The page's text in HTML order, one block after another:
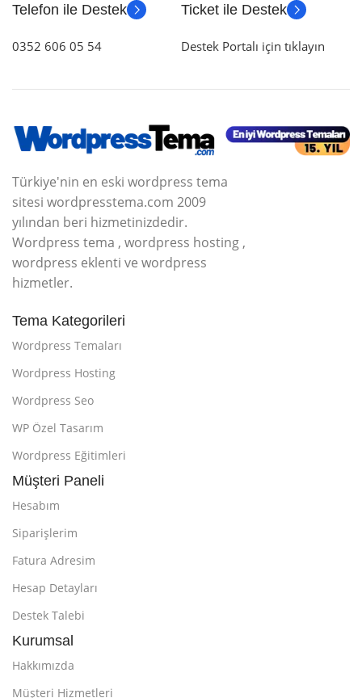
Telefon ile Destek
0352 606 05 54
Ticket ile Destek
Destek Portalı için tıklayın
Türkiye'nin en eski wordpress tema
sitesi wordpresstema.com 2009
yılından beri hizmetinizdedir.
Wordpress tema , wordpress hosting ,
wordpress eklenti ve wordpress
hizmetler.
Tema Kategorileri
Wordpress Temaları
Wordpress Hosting
Wordpress Seo
WP Özel Tasarım
Wordpress Eğitimleri
Müşteri Paneli
Hesabım
Siparişlerim
Fatura Adresim
Hesap Detayları
Destek Talebi
Kurumsal
Hakkımızda
Müşteri Hizmetleri